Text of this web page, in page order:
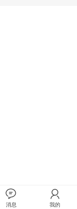
消息 我的